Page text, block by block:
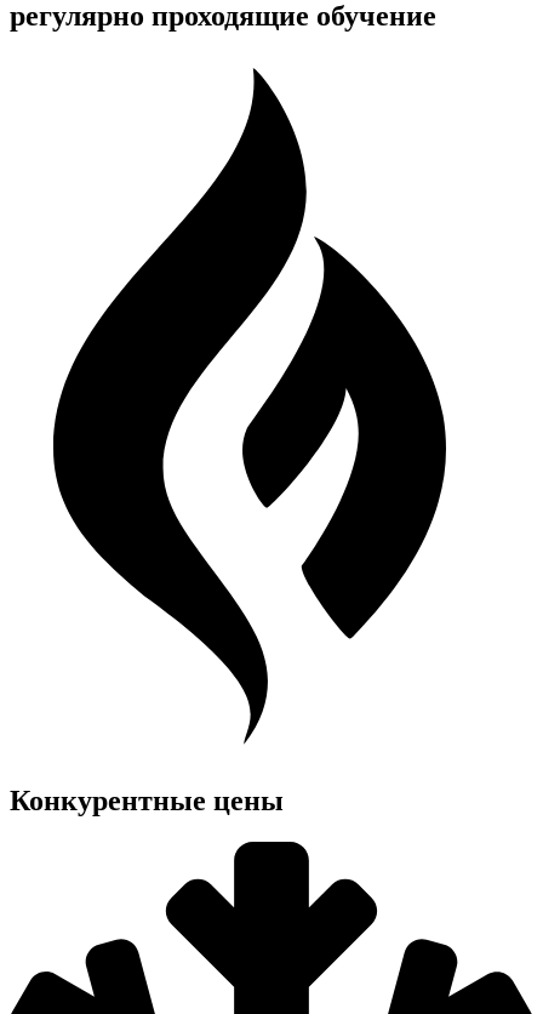
регулярно проходящие обучение
Конкурентные цены